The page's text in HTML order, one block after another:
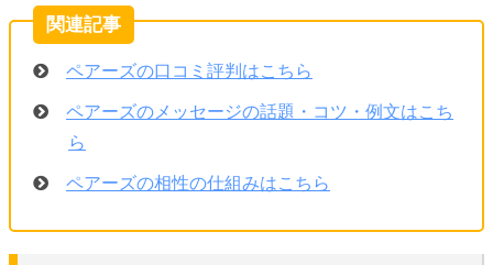
ペアーズの口コミ評判はこちら
ペアーズのメッセージの話題・コツ・例文はこち
ら
ペアーズの相性の仕組みはこちら